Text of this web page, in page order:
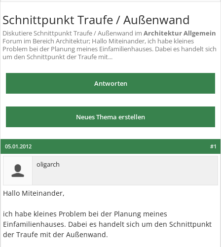
Schnittpunkt Traufe / Außenwand
DiskutiereSchnittpunkt Traufe / Außenwand im Architektur Allgemein
Forum im Bereich Architektur; Hallo Miteinander, ich habe kleines
Problem bei der Planung meines Einfamilienhauses. Dabei es handelt sich
um den Schnittpunkt der Traufe mit...
Antworten
Neues Thema erstellen
#1
05.01.2012
oligarch
Hallo Miteinander,
ich habe kleines Problem bei der Planung meines
Einfamilienhauses. Dabei es handelt sich um den Schnittpunkt
der Traufe mit der Außenwand.